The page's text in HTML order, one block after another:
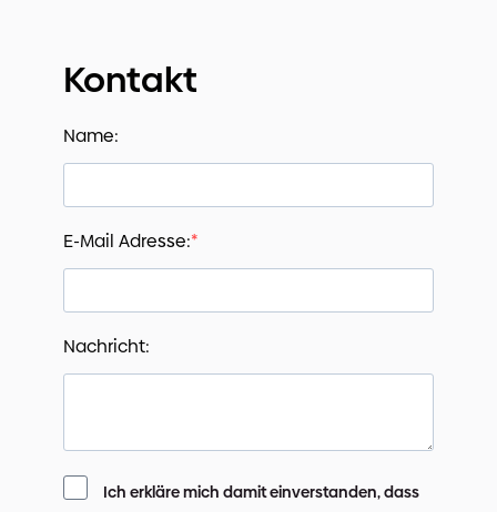
Kontakt
Name:
E-Mail Adresse:
Nachricht:
Ich erkläre mich damit einverstanden, dass